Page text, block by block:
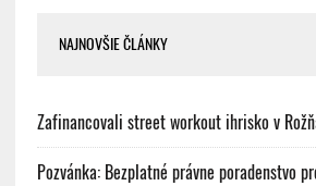
NAJNOVŠIE ČLÁNKY
Zafinancovali street workout ihrisko v
Pozvánka: Bezplatné právne poradenstvo